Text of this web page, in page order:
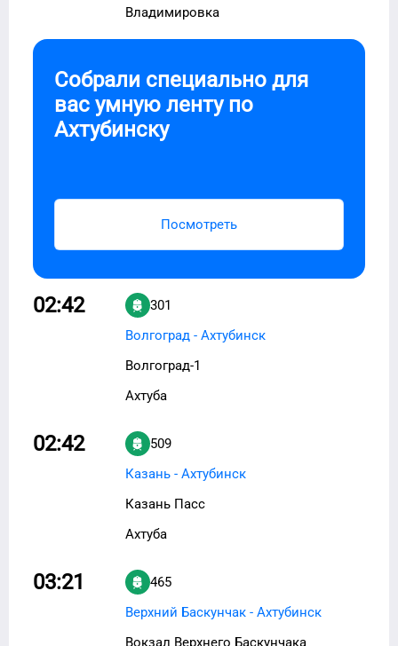
Владимировка
Собрали специально для
вас умную ленту по
Ахтубинску
Посмотреть
02:42
301
Волгоград - Ахтубинск
Волгоград-1
Ахтуба
02:42
509
Казань - Ахтубинск
Казань Пасс
Ахтуба
03:21
465
Верхний Баскунчак - Ахтубинск
Вокзал Верхнего Баскунчака